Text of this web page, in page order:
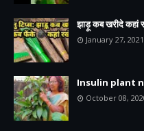
झाड़ू कब खरीदे
January 27, 2021
Insulin plant
October 08,